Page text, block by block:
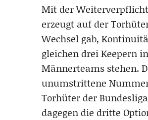
Mit der
erzeugt auf der
Wechsel gab,
gleichen drei Keepern
Männerteams stehen.
unumstrittene
Torhüter der
dagegen die dritte